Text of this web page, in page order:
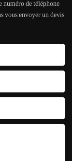
numéro de téléphone
vous envoyer un devis